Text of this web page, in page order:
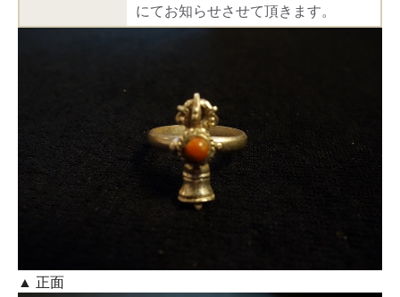
にてお知らせさせて頂きます。
▲ 正面